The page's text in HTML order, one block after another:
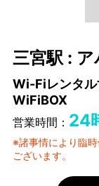
三宮駅 : ア
Wi-Fiレンタル
WiFiBOX
営業時間： 24
※諸事情により臨
ございます。